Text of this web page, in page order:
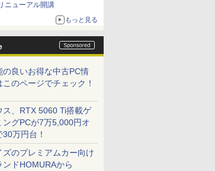
ニューアル開講
もっと見る
の良いお得な中古PC情
このページでチェック！
ス、RTX 5060 Ti搭載ゲ
ングPCが7万5,000円オ
30万円台！
ズのプレミアムカー向け
ンドHOMURAから